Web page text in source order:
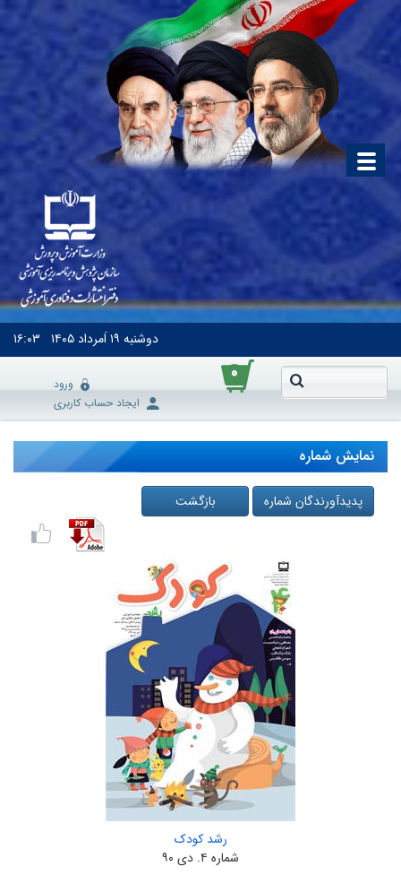
دوشنبه ۱۹ اَمرداد ۱۴۰۵ ۱۶:۰۳
۰
ورود
ایجاد حساب کاربری
نمایش شماره
پدیدآورندگان شماره بازگشت
رشد کودک
شماره‌ ۴. دی ۹۰